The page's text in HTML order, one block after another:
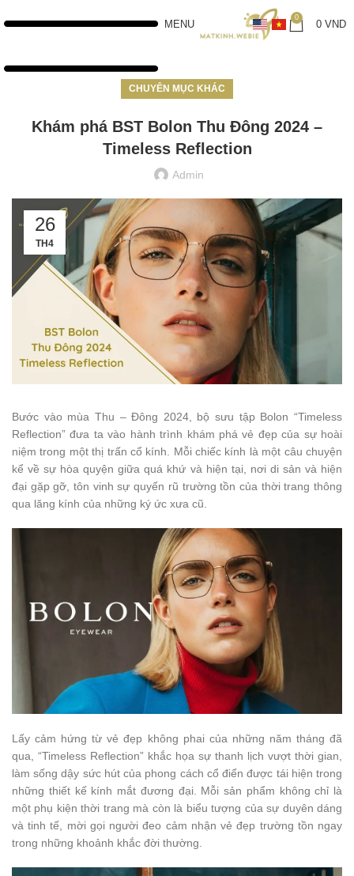
MENU
0
0 VND
CHUYÊN MỤC KHÁC
Khám phá BST Bolon Thu Đông 2024 –
Timeless Reflection
Admin
26
TH4
Bước vào mùa Thu – Đông 2024, bộ sưu tập Bolon “Timeless
Reflection” đưa ta vào hành trình khám phá vẻ đẹp của sự hoài
niệm trong một thị trấn cổ kính. Mỗi chiếc kính là một câu chuyện
kể về sự hòa quyện giữa quá khứ và hiện tại, nơi di sản và hiện
đại gặp gỡ, tôn vinh sự quyến rũ trường tồn của thời trang thông
qua lăng kính của những ký ức xưa cũ.
Lấy cảm hứng từ vẻ đẹp không phai của những năm tháng đã
qua, “Timeless Reflection” khắc họa sự thanh lịch vượt thời gian,
làm sống dậy sức hút của phong cách cổ điển được tái hiện trong
những thiết kế kính mắt đương đại. Mỗi sản phẩm không chỉ là
một phụ kiện thời trang mà còn là biểu tượng của sự duyên dáng
và tinh tế, mời gọi người đeo cảm nhận vẻ đẹp trường tồn ngay
trong những khoảnh khắc đời thường.